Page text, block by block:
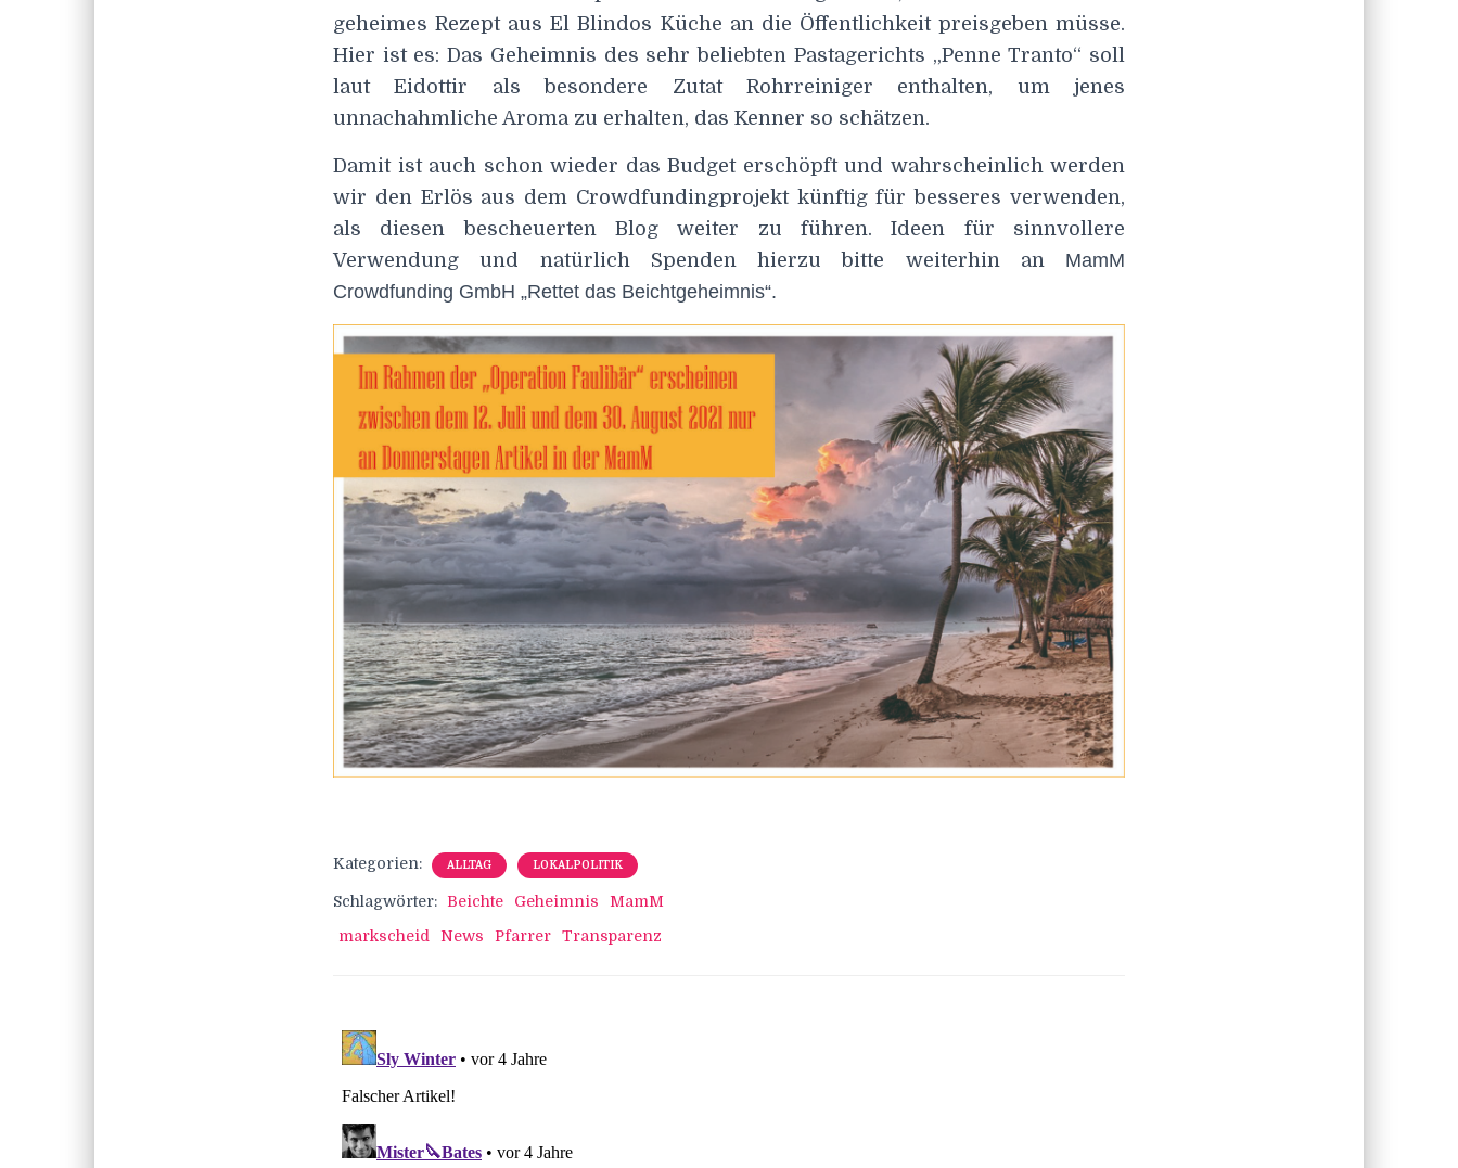
geheimes Rezept aus El Blindos Küche an die Öffentlichkeit preisgeben müsse.
Hier ist es: Das Geheimnis des sehr beliebten Pastagerichts „Penne Tranto“ soll
laut Eidottir als besondere Zutat Rohrreiniger enthalten, um jenes
unnachahmliche Aroma zu erhalten, das Kenner so schätzen.
Damit ist auch schon wieder das Budget erschöpft und wahrscheinlich werden
wir den Erlös aus dem Crowdfundingprojekt künftig für besseres verwenden,
als diesen bescheuerten Blog weiter zu führen. Ideen für sinnvollere
Verwendung und natürlich Spenden hierzu bitte weiterhin an MamM
Crowdfunding GmbH „Rettet das Beichtgeheimnis“.
Kategorien: ALLTAG LOKALPOLITIK
Schlagwörter: Beichte Geheimnis
MamM
markscheid
News Pfarrer Transparenz